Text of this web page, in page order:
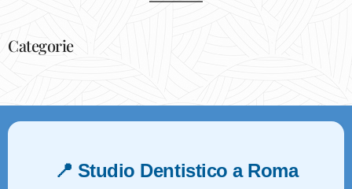
Categorie
📍 Studio Dentistico a Roma